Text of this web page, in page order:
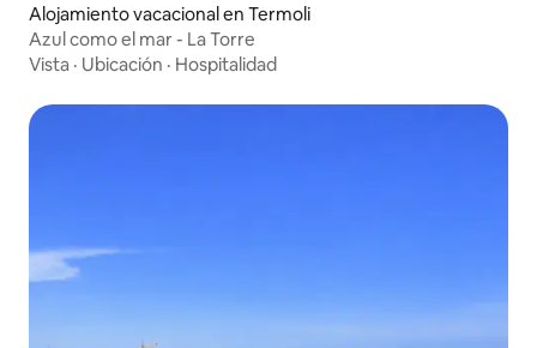
Alojamiento vacacional en Termoli
Azul como el mar - La Torre
Vista · Ubicación · Hospitalidad